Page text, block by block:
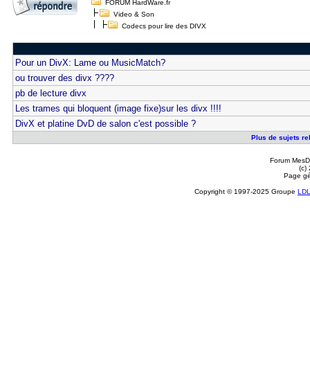
FORUM HardWare.fr
Video & Son
Codecs pour lire des DIVX
Pour un DivX: Lame ou MusicMatch?
ou trouver des divx ????
pb de lecture divx
Les trames qui bloquent (image fixe)sur les divx !!!!
DivX et platine DvD de salon c'est possible ?
Plus de sujets
Forum
(c)
Page
Copyright © 1997-2025 Groupe